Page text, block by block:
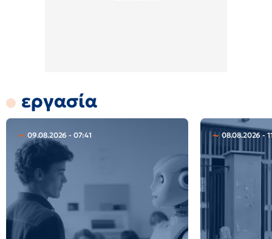
εργασία
09.08.2026 - 07:41 08.08.2026 -